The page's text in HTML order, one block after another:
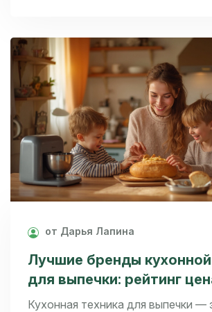
от Дарья Лапина
Лучшие бренды кухонной
для выпечки: рейтинг
качество 2024
Кухонная техника для выпечки —